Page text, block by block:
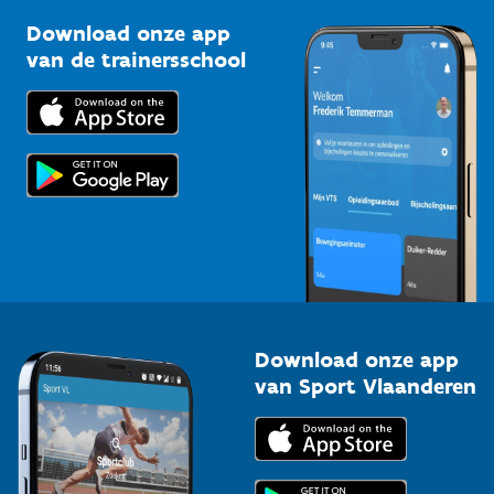
Bedrijven
Trainers en begeleiders
Topsporters
Kennisplatform
Downloads
Voor de pers
Download onze app
van de trainersschool
Download onze app
van Sport Vlaanderen